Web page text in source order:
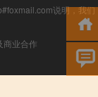
说明，我们
商业合作